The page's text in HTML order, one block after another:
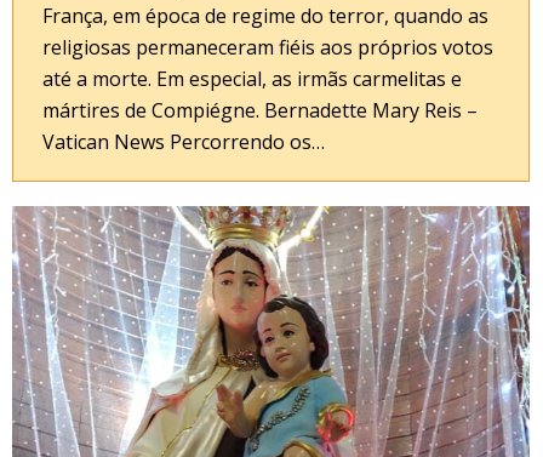
França, em época de regime do terror, quando as
religiosas permaneceram fiéis aos próprios votos
até a morte. Em especial, as irmãs carmelitas e
mártires de Compiégne. Bernadette Mary Reis –
Vatican News Percorrendo os…